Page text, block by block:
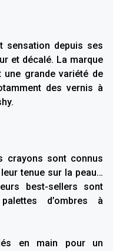
sensation depuis ses
et décalé. La marque
grande variété de
des vernis à
crayons sont connus
tenue sur la peau…
best-sellers sont
d’ombres à
en main pour un